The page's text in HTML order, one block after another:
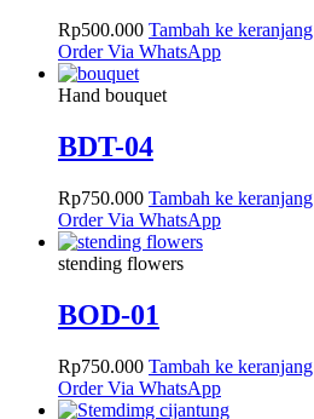
Rp500.000 Tambah ke keranjang
Order Via WhatsApp
Hand bouquet
BDT-04
Rp750.000 Tambah ke keranjang
Order Via WhatsApp
stending flowers
BOD-01
Rp750.000 Tambah ke keranjang
Order Via WhatsApp